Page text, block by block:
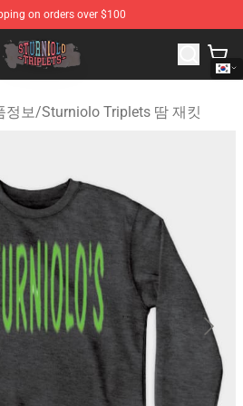
on orders over $100
- Official Sturniolo Triplets
정보/Sturniolo Triplets 땀 재킷